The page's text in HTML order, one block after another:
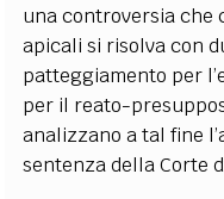
una controversia che
apicali si risolva con
patteggiamento per
per il reato-
analizzano a tal fine
sentenza della Corte